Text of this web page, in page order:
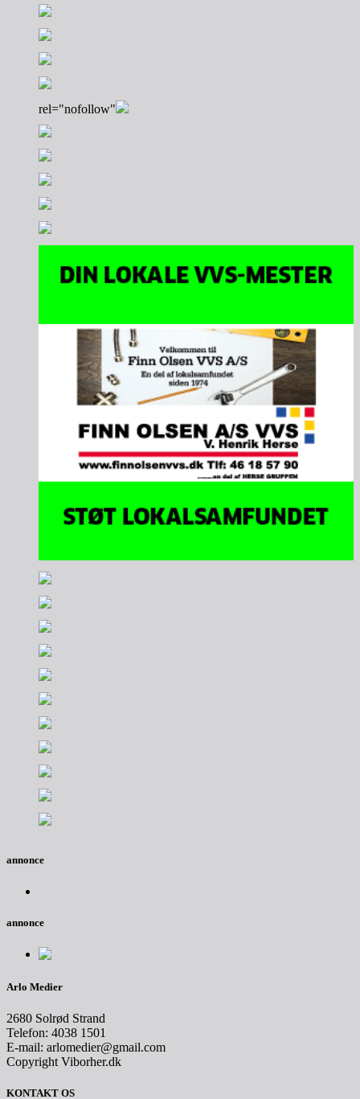
rel="nofollow"
annonce
annonce
Arlo Medier
2680 Solrød Strand
Telefon: 4038 1501
E-mail: arlomedier@gmail.com
Copyright Viborher.dk
KONTAKT OS